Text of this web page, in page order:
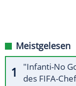
Meistgelesen
"Infanti-No
des FIFA-